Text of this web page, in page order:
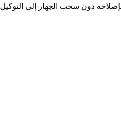
بإصلاحه دون سحب الجهاز إلى التوكيل